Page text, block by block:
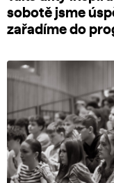
sobotě jsme
zařadíme do